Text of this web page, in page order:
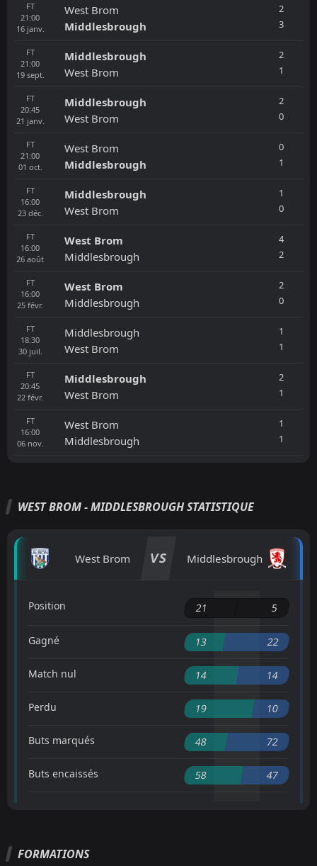
FT
21:00
16 janv.
West Brom
Middlesbrough
2
3
FT
21:00
19 sept.
Middlesbrough
West Brom
2
1
FT
20:45
21 janv.
Middlesbrough
West Brom
2
0
FT
21:00
01 oct.
West Brom
Middlesbrough
0
1
FT
16:00
23 déc.
Middlesbrough
West Brom
1
0
FT
16:00
26 août
West Brom
Middlesbrough
4
2
FT
16:00
25 févr.
West Brom
Middlesbrough
2
0
FT
18:30
30 juil.
Middlesbrough
West Brom
1
1
FT
20:45
22 févr.
Middlesbrough
West Brom
2
1
FT
16:00
06 nov.
West Brom
Middlesbrough
1
1
WEST BROM - MIDDLESBROUGH STATISTIQUE
West Brom VS Middlesbrough
Position 21 5
Gagné 13 22
Match nul 14 14
Perdu 19 10
Buts marqués 48 72
Buts encaissés 58 47
FORMATIONS